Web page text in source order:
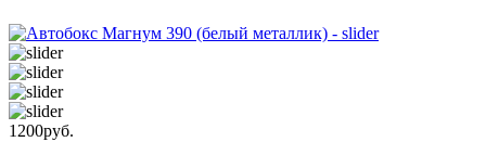
1200руб.